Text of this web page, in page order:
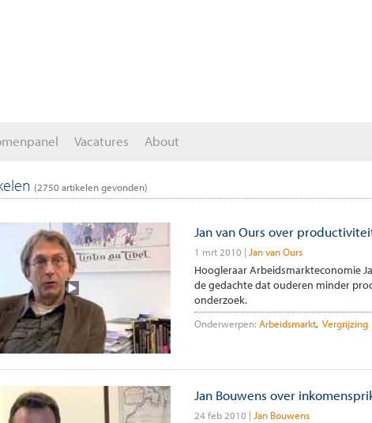
Vacatures About
(2750 artikelen gevonden)
Jan van Ours over
1 mrt 2010 Jan van Ours
Hoogleraar Arbeidsmarkteconomie
de gedachte dat ouderen minder
onderzoek.
Onderwerpen: Arbeidsmarkt Vergrijzing
Jan Bouwens over
24 feb 2010 Jan Bouwens